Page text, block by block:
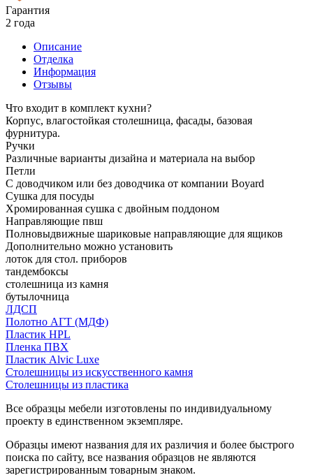
Гарантия
2 года
Описание
Отделка
Информация
Отзывы
Что входит в комплект кухни?
Корпус, влагостойкая столешница, фасады, базовая
фурнитура.
Ручки
Различные варианты дизайна и материала на выбор
Петли
С доводчиком или без доводчика от компании Boyard
Сушка для посуды
Хромированная сушка с двойным поддоном
Направляющие пвш
Полновыдвижные шариковые направляющие для ящиков
Дополнительно можно установить
лоток для стол. приборов
тандембоксы
столешница из камня
бутылочница
ЛДСП
Полотно АГТ (МДФ)
Пластик HPL
Пленка ПВХ
Пластик Alvic Luxe
Столешницы из искусственного камня
Столешницы из пластика
Все образцы мебели изготовлены по индивидуальному
проекту в единственном экземпляре.
Образцы имеют названия для их различия и более быстрого
поиска по сайту, все названия образцов не являются
зарегистрированным товарным знаком.